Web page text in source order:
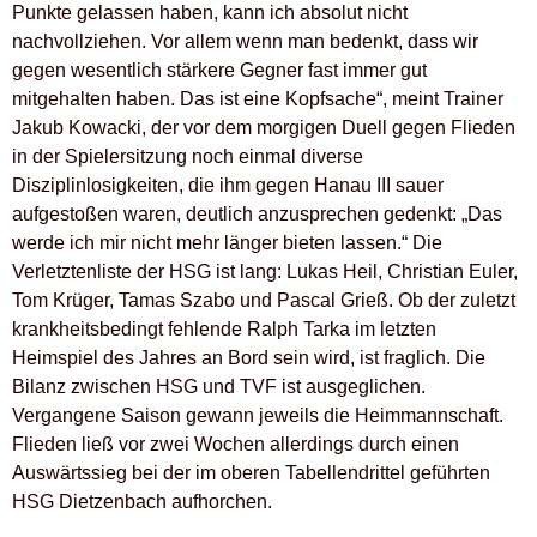
Punkte gelassen haben, kann ich absolut nicht
nachvollziehen. Vor allem wenn man bedenkt, dass wir
gegen wesentlich stärkere Gegner fast immer gut
mitgehalten haben. Das ist eine Kopfsache“, meint Trainer
Jakub Kowacki, der vor dem morgigen Duell gegen Flieden
in der Spielersitzung noch einmal diverse
Disziplinlosigkeiten, die ihm gegen Hanau III sauer
aufgestoßen waren, deutlich anzusprechen gedenkt: „Das
werde ich mir nicht mehr länger bieten lassen.“ Die
Verletztenliste der HSG ist lang: Lukas Heil, Christian Euler,
Tom Krüger, Tamas Szabo und Pascal Grieß. Ob der zuletzt
krankheitsbedingt fehlende Ralph Tarka im letzten
Heimspiel des Jahres an Bord sein wird, ist fraglich. Die
Bilanz zwischen HSG und TVF ist ausgeglichen.
Vergangene Saison gewann jeweils die Heimmannschaft.
Flieden ließ vor zwei Wochen allerdings durch einen
Auswärtssieg bei der im oberen Tabellendrittel geführten
HSG Dietzenbach aufhorchen.